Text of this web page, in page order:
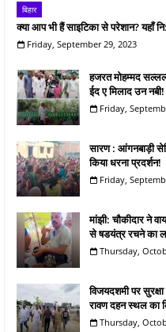
बिहार
क्या आप भी हैं साइटिका से परेशान? यहाँ
Friday, September 29, 2023
हजरत मोहम्मद
ईद ए मिलाद उन नबी!
Friday,
सारण : आंगनबाड़ी
किया धरना प्रदर्शन!
Friday,
मांझी: चौकीदार ने
से षडयंत्र रचने का
Thursday,
विजयदशमी पर
रावण दहन स्थल का
Thursday,